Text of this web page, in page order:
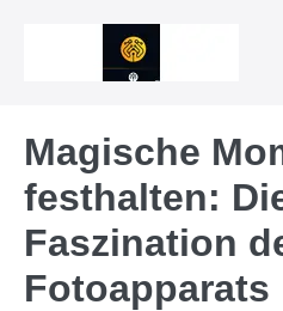
Magische
festhalten:
Faszination
Fotoapparats